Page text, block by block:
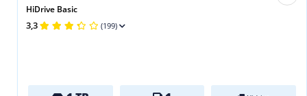
HiDrive Basic
3,3 (199)